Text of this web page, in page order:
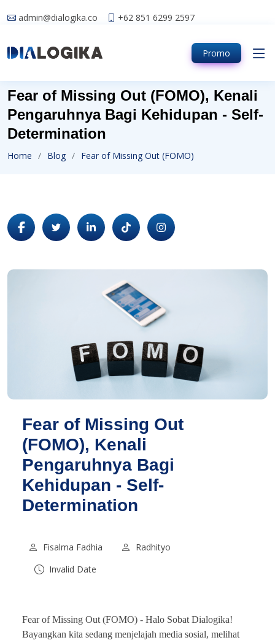
admin@dialogika.co +62 851 6299 2597
Promo
Fear of Missing Out (FOMO), Kenali
Pengaruhnya Bagi Kehidupan - Self-
Determination
Home Blog Fear of Missing Out (FOMO)
Fear of Missing Out
(FOMO), Kenali
Pengaruhnya Bagi
Kehidupan - Self-
Determination
Fisalma Fadhia
Radhityo
Invalid Date
Fear of Missing Out (FOMO) - Halo Sobat Dialogika!
Bayangkan kita sedang menjelajah media sosial, melihat